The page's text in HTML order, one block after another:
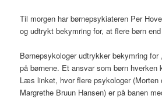
Til morgen har børnepsykiateren Per
og udtrykt bekymring for, at flere børn
Børnepsykologer udtrykker bekymring
på børnene. Et ansvar som børn hverken
Læs linket, hvor flere psykologer (Morten
Margrethe Bruun Hansen) er på banen